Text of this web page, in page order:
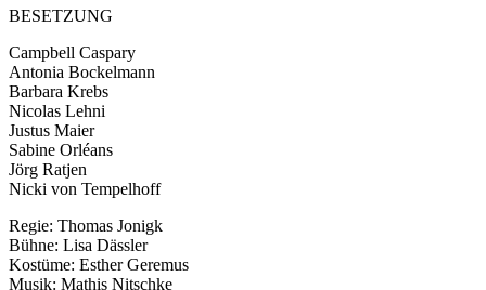
BESETZUNG
Campbell Caspary
Antonia Bockelmann
Barbara Krebs
Nicolas Lehni
Justus Maier
Sabine Orléans
Jörg Ratjen
Nicki von Tempelhoff
Regie: Thomas Jonigk
Bühne: Lisa Dässler
Kostüme: Esther Geremus
Musik: Mathis Nitschke